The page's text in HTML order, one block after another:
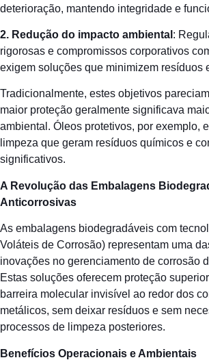
deterioração, mantendo integridade e
2. Redução do impacto ambiental :
rigorosas e compromissos corporativos
exigem soluções que minimizem resíduos
Tradicionalmente, estes objetivos
maior proteção geralmente significava
ambiental. Óleos protetivos, por exemplo,
limpeza que geram resíduos químicos e
significativos.
A Revolução das Embalagens
Anticorrosivas
As embalagens biodegradáveis com
Voláteis de Corrosão) representam uma
inovações no gerenciamento de corrosão
Estas soluções oferecem proteção
barreira molecular invisível ao redor dos
metálicos, sem deixar resíduos e sem
processos de limpeza posteriores.
Benefícios Operacionais e Ambientais